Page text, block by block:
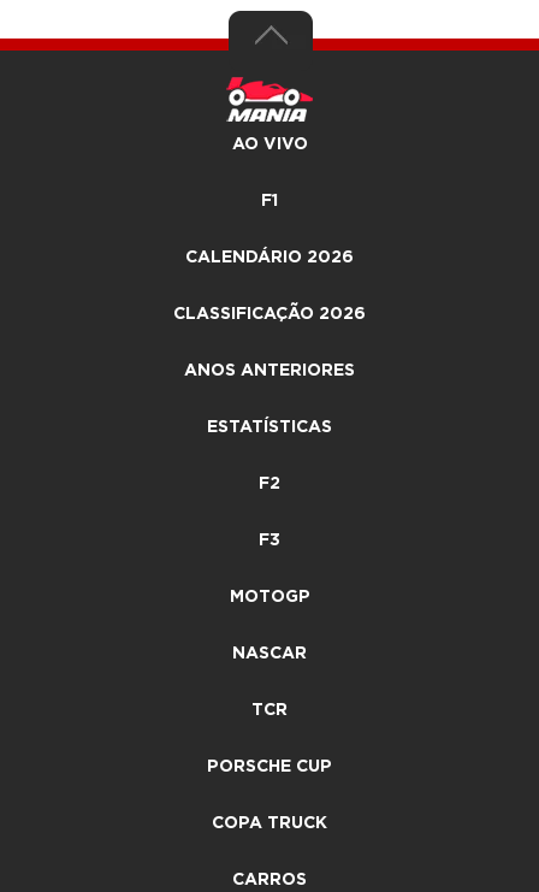
AO VIVO
F1
CALENDÁRIO 2026
CLASSIFICAÇÃO 2026
ANOS ANTERIORES
ESTATÍSTICAS
F2
F3
MOTOGP
NASCAR
TCR
PORSCHE CUP
COPA TRUCK
CARROS